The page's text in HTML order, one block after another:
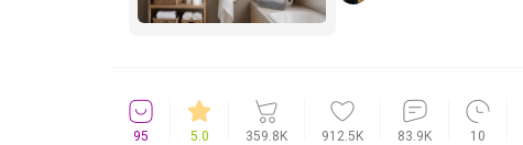
95 5.0 359.8K 912.5K 83.9K 10